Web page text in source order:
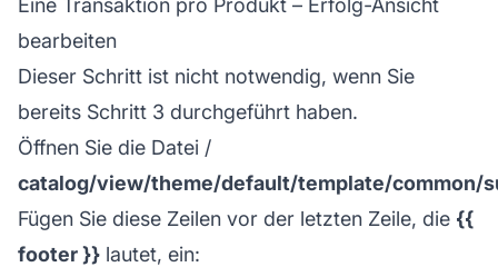
Eine Transaktion pro Produkt – Erfolg-Ansicht
bearbeiten
Dieser Schritt ist nicht notwendig, wenn Sie
bereits Schritt 3 durchgeführt haben.
Öffnen Sie die Datei /
catalog/view/theme/default/template/common/
Fügen Sie diese Zeilen vor der letzten Zeile, die {{
footer }} lautet, ein: